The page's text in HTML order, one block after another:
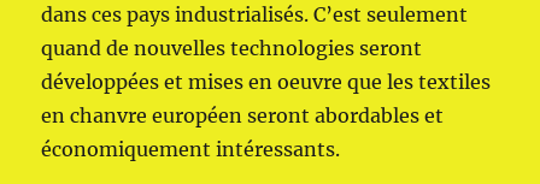
dans ces pays industrialisés. C’est seulement
quand de nouvelles technologies seront
développées et mises en oeuvre que les textiles
en chanvre européen seront abordables et
économiquement intéressants.